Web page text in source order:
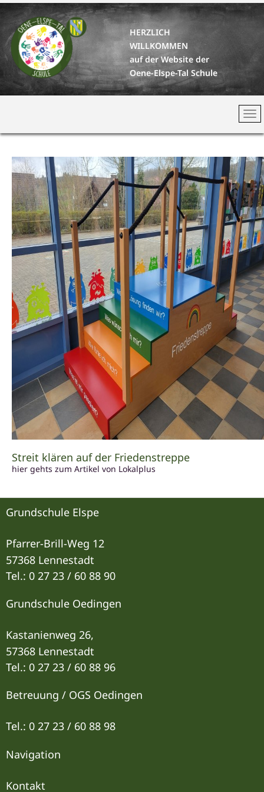
HERZLICH
WILLKOMMEN
auf der Website der
Oene-Elspe-Tal Schule
Streit klären auf der Friedenstreppe
hier gehts zum Artikel von Lokalplus
Grundschule Elspe
Pfarrer-Brill-Weg 12
57368 Lennestadt
Tel.: 0 27 23 / 60 88 90
Grundschule Oedingen
Kastanienweg 26,
57368 Lennestadt
Tel.: 0 27 23 / 60 88 96
Betreuung / OGS Oedingen
Tel.: 0 27 23 / 60 88 98
Navigation
Kontakt